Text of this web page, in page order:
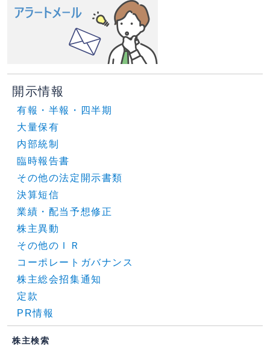
開示情報
有報・半報・四半期
大量保有
内部統制
臨時報告書
その他の法定開示書類
決算短信
業績・配当予想修正
株主異動
その他のＩＲ
コーポレートガバナンス
株主総会招集通知
定款
PR情報
株主検索